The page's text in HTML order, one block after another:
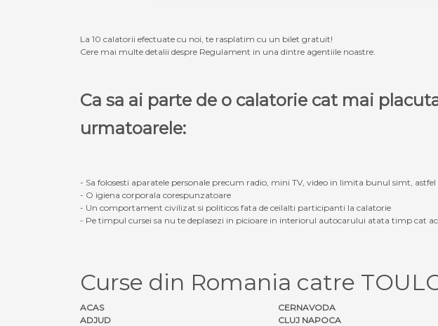
La 10 calatorii efectuate cu noi, te rasplatim cu un bilet gratuit!
Cere mai multe detalii despre Regulament in una dintre agentiile noastre.
Ca sa ai parte de o calatorie cat mai
urmatoarele:
- Sa folosesti aparatele personale precum radio, mini TV, video in limita bunul simt, astfel
- O igiena corporala corespunzatoare
- Un comportament civilizat si politicos fata de ceilalti participanti la calatorie
- Pe timpul cursei sa nu te deplasezi in picioare in interiorul autocarului atata timp cat
Curse din Romania catre
ACAS
ADJUD
CERNAVODA
CLUJ NAPOCA